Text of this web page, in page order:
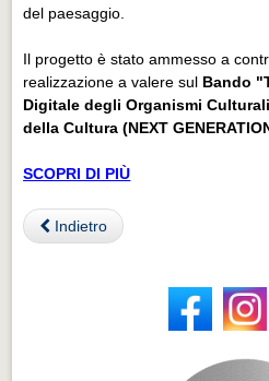
del paesaggio.
Il progetto è stato ammesso a
realizzazione a valere sul Bando
Digitale degli Organismi
della Cultura (NEXT
SCOPRI DI PIÙ
Indietro